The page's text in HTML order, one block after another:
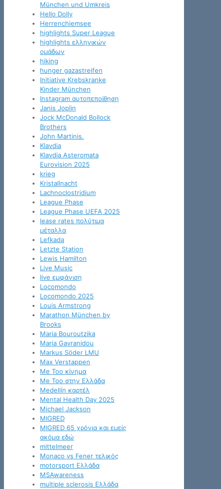
München und Umkreis
Hello Dolly
Herrenchiemsee
highlights Super League
highlights ελληνικών
ομάδων
hiking
hunger gazastreifen
Initiative Krebskranke
Kinder München
Instagram αυτοπεποίθηση
Janis Joplin
Jock McDonald Bollock
Brothers
John Martinis.
Klavdia
Klavdia Asteromata
Eurovision 2025
krieg
Kristallnacht
Lachnoclostridium
League Phase
League Phase UEFA 2025
lease rates πολύτιμα
μέταλλα
Lefkada
Letzte Station
Lewis Hamilton
Live Music
live εμφάνιση
Locomondo
Locomondo 2025
Louis Armstrong
Marathon München by
Brooks
Maria Bouroutzika
Maria Gavranidou
Markus Söder LMU
Max Verstappen
Me Too κίνημα
Me Too στην Ελλάδα
Medellín καρτέλ
Mental Health Day 2025
Michael Jackson
MIGRED
MIGRED 65 χρόνια και εμείς
ακόμα εδώ
mittelmeer
Monaco vs Fener τελικός
motorsport Ελλάδα
MSAwareness
multiple sclerosis Ελλάδα